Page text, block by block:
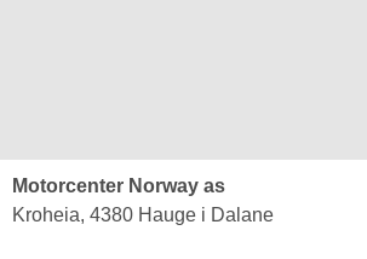
Motorcenter Norway as
Kroheia, 4380 Hauge i Dalane